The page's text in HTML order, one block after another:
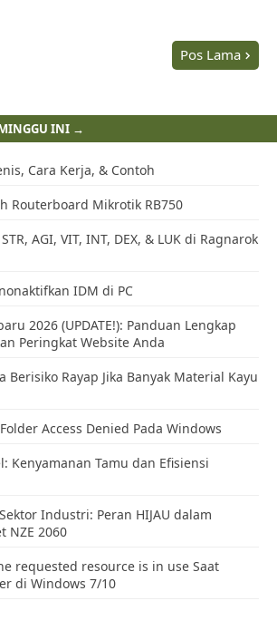
RSS, yang akan dikirim ke email secara otomatis,
PC, laptop, tablet, dan smartphone Anda.
→
Pos Lama